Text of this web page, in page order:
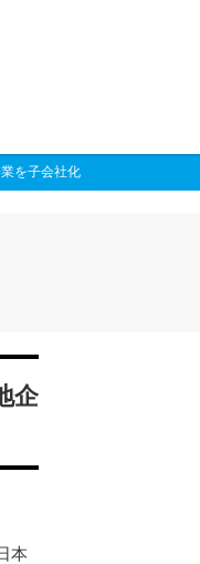
を子会社化
企
本